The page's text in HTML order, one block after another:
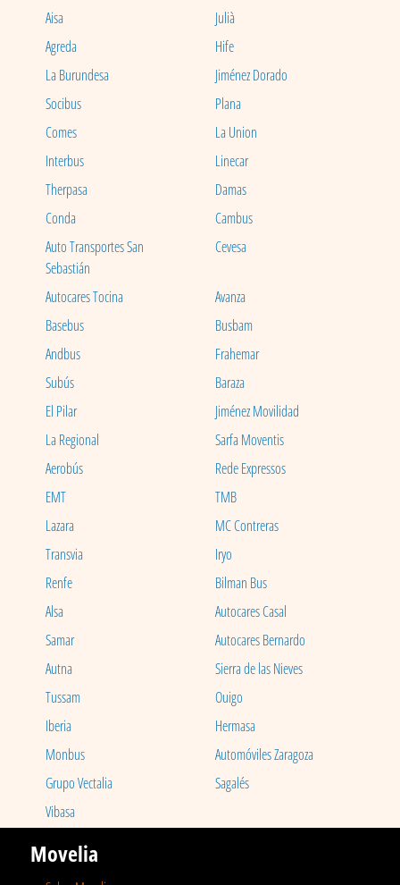
Aisa
Julià
Agreda
Hife
La Burundesa
Jiménez Dorado
Socibus
Plana
Comes
La Union
Interbus
Linecar
Therpasa
Damas
Conda
Cambus
Auto Transportes San
Sebastián
Cevesa
Autocares Tocina
Avanza
Basebus
Busbam
Andbus
Frahemar
Subús
Baraza
El Pilar
Jiménez Movilidad
La Regional
Sarfa Moventis
Aerobús
Rede Expressos
EMT
TMB
Lazara
MC Contreras
Transvia
Iryo
Renfe
Bilman Bus
Alsa
Autocares Casal
Samar
Autocares Bernardo
Autna
Sierra de las Nieves
Tussam
Ouigo
Iberia
Hermasa
Monbus
Automóviles Zaragoza
Grupo Vectalia
Sagalés
Vibasa
Movelia